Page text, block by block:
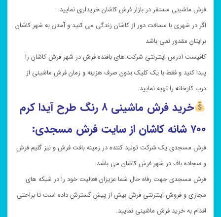
فرش ماشینی مستقر در بازار فرش کاشان خریداری نمایید.
اگر در شهری با مسافت دور از کاشان زندگی می کنید و آمدن به شهر کاشان
برایتان مقدور نمی باشد
کافیست آدرس اینترنتی شرکت های بافنده فرش در شهر فرش کاشان را
پیدا کنید و فقط با یک کلیک بدون صرف هزینه و زمان فرش ماشینی از
درب کارخانه را تهیه نمایید.
خرید
فرش ماشینی ۸ رنگ طرح آیدا کرم
۷۰۰ شانه کاشان از سایت فرش مسجدی:
فرش مسجدی یک شرکت تولید کننده در زمینه بافت فرش و نیز گلیم فرش
و سجاده باف در شهر فرش کاشان می باشد.
فرش مسجدی جهت رفاه حال شما عزیزان فعالیت خود را در شبکه های
مجازی و فروش اینترنتی فرش بیش از پیش گسترش داده است تا براحتی
اقدام به خرید فرش ماشینی نمایید.